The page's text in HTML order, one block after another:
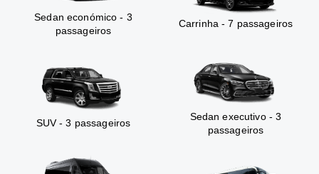
Sedan económico - 3
passageiros
Carrinha - 7 passageiros
SUV - 3 passageiros
Sedan executivo - 3
passageiros